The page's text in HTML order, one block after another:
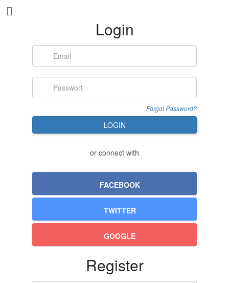
Login
Forgot Password?
LOGIN
or connect with
FACEBOOK
TWITTER
GOOGLE
Register